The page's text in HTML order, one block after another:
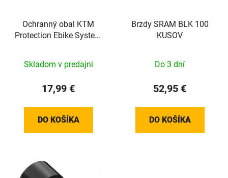
Ochranný obal KTM
Protection Ebike System
Skladom v predajni
17,99 €
DO KOŠÍKA
Brzdy SRAM BLK 100
KUSOV
Do 3 dní
52,95 €
DO KOŠÍKA